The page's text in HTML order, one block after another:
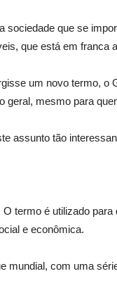
sociedade que se
que está em franca
um novo termo, o
geral, mesmo para
assunto tão
termo é utilizado
e econômica.
mundial, com uma